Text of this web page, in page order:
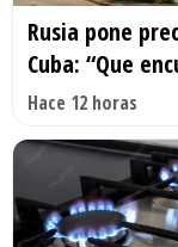
Rusia pone
Cuba: “Que
Hace 12 horas